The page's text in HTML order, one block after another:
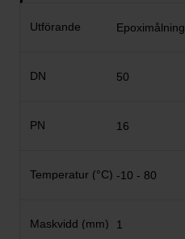
Epoximålning
50
16
-10 - 80
1